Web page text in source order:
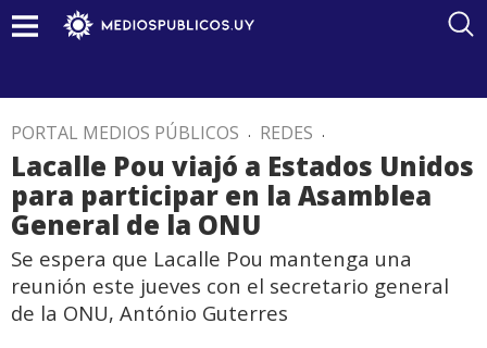
PORTAL MEDIOS PÚBLICOS . REDES .
Lacalle Pou viajó a Estados Unidos
para participar en la Asamblea
General de la ONU
Se espera que Lacalle Pou mantenga una
reunión este jueves con el secretario general
de la ONU, António Guterres